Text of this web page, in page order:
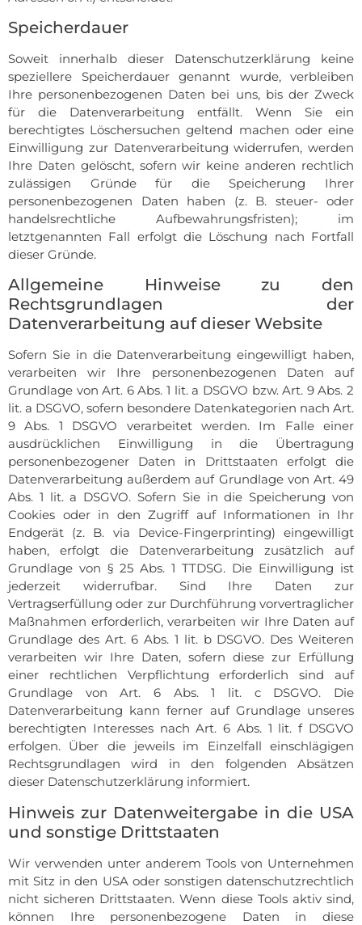
Speicherdauer
Soweit innerhalb dieser Datenschutzerklärung keine
speziellere Speicherdauer genannt wurde, verbleiben
Ihre personenbezogenen Daten bei uns, bis der Zweck
für die Datenverarbeitung entfällt. Wenn Sie ein
berechtigtes Löschersuchen geltend machen oder eine
Einwilligung zur Datenverarbeitung widerrufen, werden
Ihre Daten gelöscht, sofern wir keine anderen rechtlich
zulässigen Gründe für die Speicherung Ihrer
personenbezogenen Daten haben (z. B. steuer- oder
handelsrechtliche Aufbewahrungsfristen); im
letztgenannten Fall erfolgt die Löschung nach Fortfall
dieser Gründe.
Allgemeine Hinweise zu den
Rechtsgrundlagen der
Datenverarbeitung auf dieser Website
Sofern Sie in die Datenverarbeitung eingewilligt haben,
verarbeiten wir Ihre personenbezogenen Daten auf
Grundlage von Art. 6 Abs. 1 lit. a DSGVO bzw. Art. 9 Abs. 2
lit. a DSGVO, sofern besondere Datenkategorien nach Art.
9 Abs. 1 DSGVO verarbeitet werden. Im Falle einer
ausdrücklichen Einwilligung in die Übertragung
personenbezogener Daten in Drittstaaten erfolgt die
Datenverarbeitung außerdem auf Grundlage von Art. 49
Abs. 1 lit. a DSGVO. Sofern Sie in die Speicherung von
Cookies oder in den Zugriff auf Informationen in Ihr
Endgerät (z. B. via Device-Fingerprinting) eingewilligt
haben, erfolgt die Datenverarbeitung zusätzlich auf
Grundlage von § 25 Abs. 1 TTDSG. Die Einwilligung ist
jederzeit widerrufbar. Sind Ihre Daten zur
Vertragserfüllung oder zur Durchführung vorvertraglicher
Maßnahmen erforderlich, verarbeiten wir Ihre Daten auf
Grundlage des Art. 6 Abs. 1 lit. b DSGVO. Des Weiteren
verarbeiten wir Ihre Daten, sofern diese zur Erfüllung
einer rechtlichen Verpflichtung erforderlich sind auf
Grundlage von Art. 6 Abs. 1 lit. c DSGVO. Die
Datenverarbeitung kann ferner auf Grundlage unseres
berechtigten Interesses nach Art. 6 Abs. 1 lit. f DSGVO
erfolgen. Über die jeweils im Einzelfall einschlägigen
Rechtsgrundlagen wird in den folgenden Absätzen
dieser Datenschutzerklärung informiert.
Hinweis zur Datenweitergabe in die USA
und sonstige Drittstaaten
Wir verwenden unter anderem Tools von Unternehmen
mit Sitz in den USA oder sonstigen datenschutzrechtlich
nicht sicheren Drittstaaten. Wenn diese Tools aktiv sind,
können Ihre personenbezogene Daten in diese